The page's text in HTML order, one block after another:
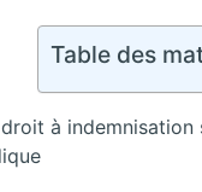
Table des
droit à indemnisation